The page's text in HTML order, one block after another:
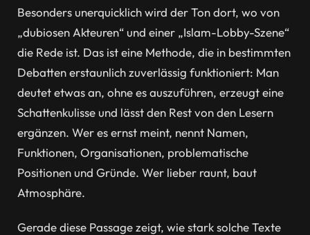
Besonders unerquicklich wird der Ton dort, wo von
„dubiosen Akteuren“ und einer „Islam-Lobby-Szene“
die Rede ist. Das ist eine Methode, die in bestimmten
Debatten erstaunlich zuverlässig funktioniert: Man
deutet etwas an, ohne es auszuführen, erzeugt eine
Schattenkulisse und lässt den Rest von den Lesern
ergänzen. Wer es ernst meint, nennt Namen,
Funktionen, Organisationen, problematische
Positionen und Gründe. Wer lieber raunt, baut
Atmosphäre.
Gerade diese Passage zeigt, wie stark solche Texte